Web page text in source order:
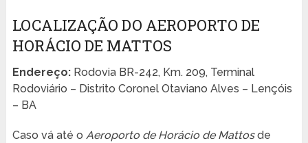
LOCALIZAÇÃO DO AEROPORTO DE
HORÁCIO DE MATTOS
Endereço:Rodovia BR-242, Km. 209, Terminal
Rodoviário – Distrito Coronel Otaviano Alves – Lençóis
– BA
Caso vá até o Aeroporto de Horácio de Mattosde